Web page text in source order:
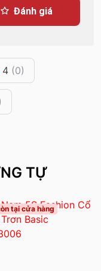
Đánh giá
4 (0)
TỰ
tại cửa hàng